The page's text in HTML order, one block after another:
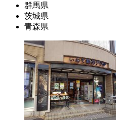
群馬県
茨城県
青森県